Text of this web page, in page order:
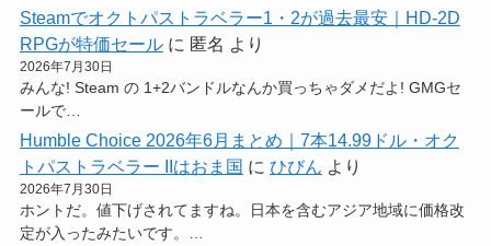
Steamでオクトパストラベラー1・2が過去最安｜HD-2D
RPGが特価セールに 匿名 より
2026年7月30日
みんな! Steam の 1+2バンドルなんか買っちゃダメだよ! GMGセ
ールで…
Humble Choice 2026年6月まとめ｜7本14.99ドル・オク
トパストラベラー IIはおま国 に ひびん より
2026年7月30日
ホントだ。値下げされてますね。日本を含むアジア地域に価格改
定が入ったみたいです。…